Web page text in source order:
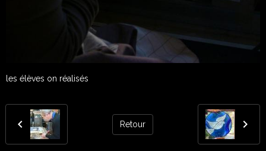
les élèves on réalisés
Retour